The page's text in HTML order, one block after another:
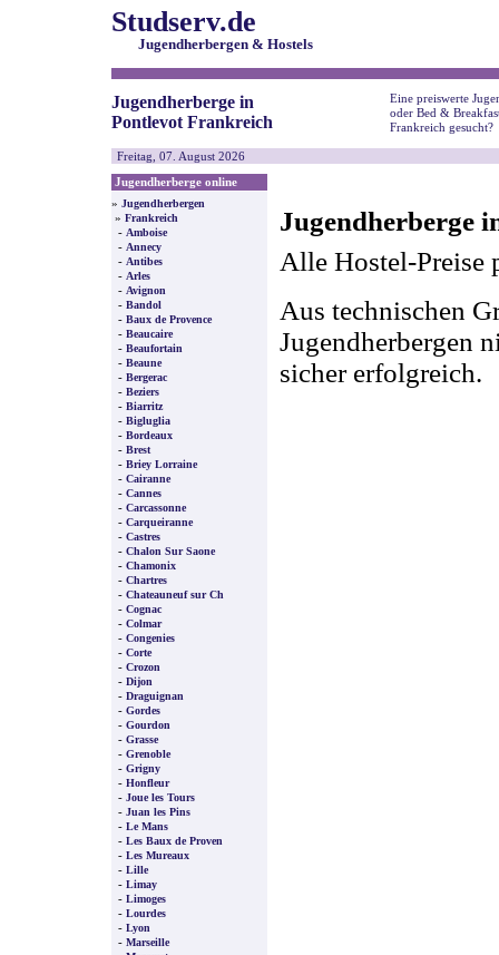
Studserv.de
Jugendherbergen & Hostels
Jugendherberge in
Pontlevot Frankreich
Eine preiswerte
oder Bed &
Frankreich gesucht?
Freitag, 07. August 2026
Jugendherberge online
» Jugendherbergen
» Frankreich
- Amboise
- Annecy
- Antibes
- Arles
- Avignon
- Bandol
- Baux de Provence
- Beaucaire
- Beaufortain
- Beaune
- Bergerac
- Beziers
- Biarritz
- Bigluglia
- Bordeaux
- Brest
- Briey Lorraine
- Cairanne
- Cannes
- Carcassonne
- Carqueiranne
- Castres
- Chalon Sur Saone
- Chamonix
- Chartres
- Chateauneuf sur Ch
- Cognac
- Colmar
- Congenies
- Corte
- Crozon
- Dijon
- Draguignan
- Gordes
- Gourdon
- Grasse
- Grenoble
- Grigny
- Honfleur
- Joue les Tours
- Juan les Pins
- Le Mans
- Les Baux de Proven
- Les Mureaux
- Lille
- Limay
- Limoges
- Lourdes
- Lyon
- Marseille
Jugendherberge
Alle Hostel-Preise
Aus technischen
Jugendherbergen
sicher erfolgreich.